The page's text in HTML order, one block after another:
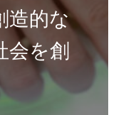
造的な
会を創